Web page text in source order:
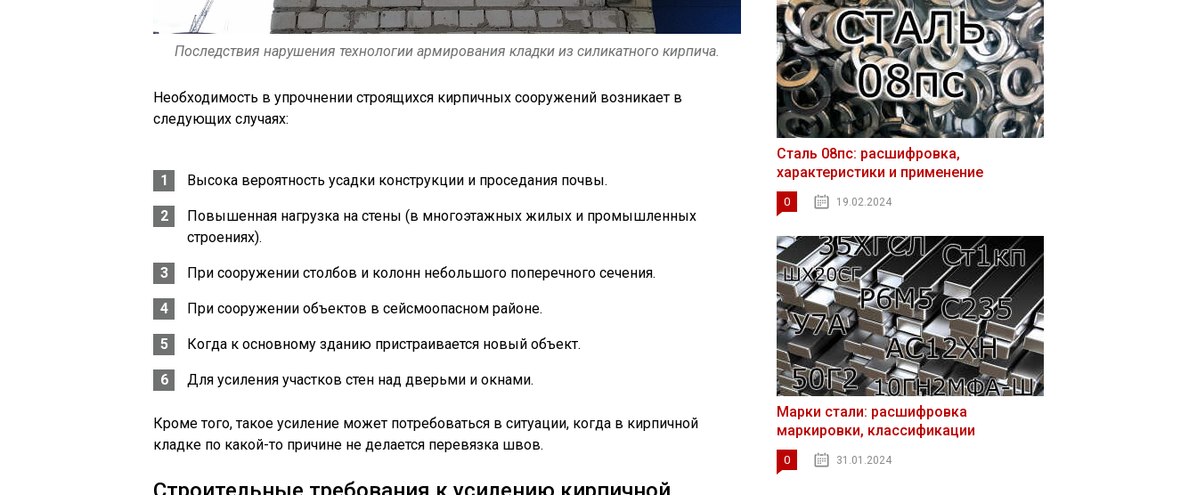
Последствия нарушения технологии армирования кладки из силикатного кирпича.
Необходимость в упрочнении строящихся кирпичных сооружений возникает в
следующих случаях:
Высока вероятность усадки конструкции и проседания почвы.
Повышенная нагрузка на стены (в многоэтажных жилых и промышленных
строениях).
При сооружении столбов и колонн небольшого поперечного сечения.
При сооружении объектов в сейсмоопасном районе.
Когда к основному зданию пристраивается новый объект.
Для усиления участков стен над дверьми и окнами.
Кроме того, такое усиление может потребоваться в ситуации, когда в кирпичной
кладке по какой-то причине не делается перевязка швов.
Сталь 08пс: расшифровка,
характеристики и применение
0 19.02.2024
Марки стали: расшифровка
маркировки, классификации
0 31.01.2024